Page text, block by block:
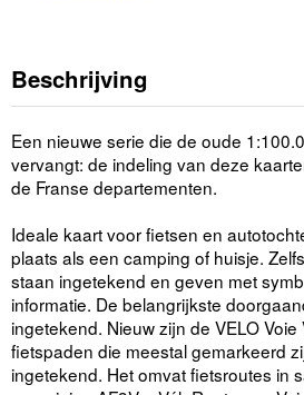
Beschrijving
Een nieuwe serie die de oude
vervangt: de indeling van deze
de Franse departementen.
Ideale kaart voor fietsen en
plaats als een camping of huisje.
staan ingetekend en geven met
informatie. De belangrijkste
ingetekend. Nieuw zijn de VELO Voie
fietspaden die meestal gemarkeerd
ingetekend. Het omvat fietsroutes in